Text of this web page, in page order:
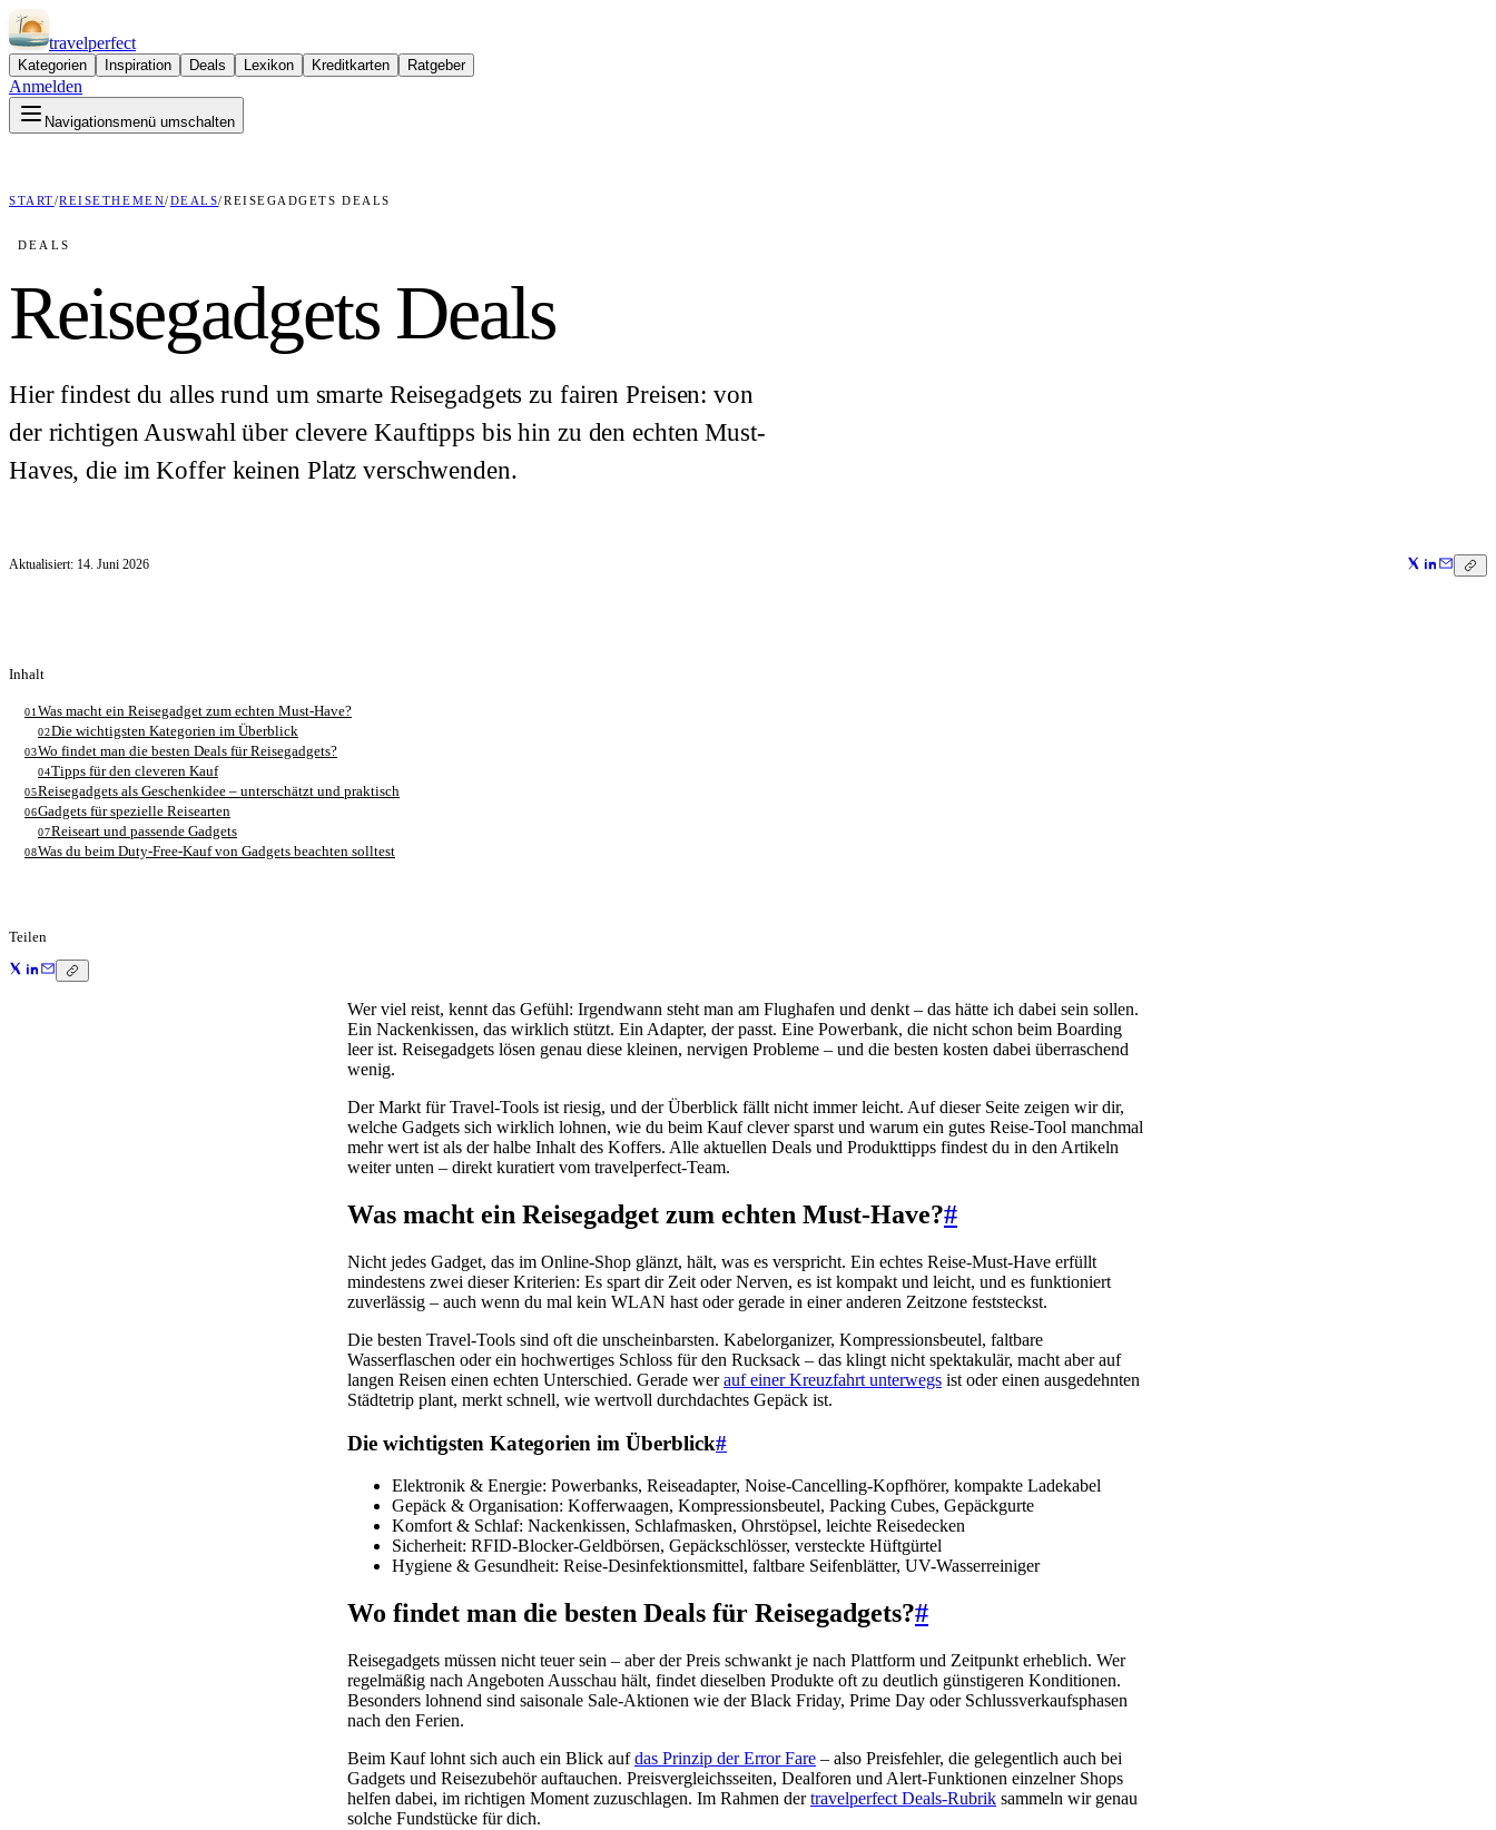
travelperfect
Kategorien Inspiration Deals Lexikon Kreditkarten Ratgeber
Anmelden
Navigationsmenü umschalten
START/REISETHEMEN/DEALS/REISEGADGETS DEALS
DEALS
Reisegadgets Deals
Hier findest du alles rund um smarte Reisegadgets zu fairen Preisen: von
der richtigen Auswahl über clevere Kauftipps bis hin zu den echten Must-
Haves, die im Koffer keinen Platz verschwenden.
Aktualisiert: 14. Juni 2026
Inhalt
01 Was macht ein Reisegadget zum echten Must-Have?
02Die wichtigsten Kategorien im Überblick
03Wo findet man die besten Deals für Reisegadgets?
04Tipps für den cleveren Kauf
05Reisegadgets als Geschenkidee – unterschätzt und praktisch
06Gadgets für spezielle Reisearten
07Reiseart und passende Gadgets
08Was du beim Duty-Free-Kauf von Gadgets beachten solltest
Teilen
Wer viel reist, kennt das Gefühl: Irgendwann steht man am Flughafen und denkt – das hätte ich dabei sein sollen.
Ein Nackenkissen, das wirklich stützt. Ein Adapter, der passt. Eine Powerbank, die nicht schon beim Boarding
leer ist. Reisegadgets lösen genau diese kleinen, nervigen Probleme – und die besten kosten dabei überraschend
wenig.
Der Markt für Travel-Tools ist riesig, und der Überblick fällt nicht immer leicht. Auf dieser Seite zeigen wir dir,
welche Gadgets sich wirklich lohnen, wie du beim Kauf clever sparst und warum ein gutes Reise-Tool manchmal
mehr wert ist als der halbe Inhalt des Koffers. Alle aktuellen Deals und Produkttipps findest du in den Artikeln
weiter unten – direkt kuratiert vom travelperfect-Team.
Was macht ein Reisegadget zum echten Must-Have?#
Nicht jedes Gadget, das im Online-Shop glänzt, hält, was es verspricht. Ein echtes Reise-Must-Have erfüllt
mindestens zwei dieser Kriterien: Es spart dir Zeit oder Nerven, es ist kompakt und leicht, und es funktioniert
zuverlässig – auch wenn du mal kein WLAN hast oder gerade in einer anderen Zeitzone feststeckst.
Die besten Travel-Tools sind oft die unscheinbarsten. Kabelorganizer, Kompressionsbeutel, faltbare
Wasserflaschen oder ein hochwertiges Schloss für den Rucksack – das klingt nicht spektakulär, macht aber auf
langen Reisen einen echten Unterschied. Gerade werauf einer Kreuzfahrt unterwegs ist oder einen ausgedehnten
Städtetrip plant, merkt schnell, wie wertvoll durchdachtes Gepäck ist.
Die wichtigsten Kategorien im Überblick#
Elektronik & Energie: Powerbanks, Reiseadapter, Noise-Cancelling-Kopfhörer, kompakte Ladekabel
Gepäck & Organisation: Kofferwaagen, Kompressionsbeutel, Packing Cubes, Gepäckgurte
Komfort & Schlaf: Nackenkissen, Schlafmasken, Ohrstöpsel, leichte Reisedecken
Sicherheit: RFID-Blocker-Geldbörsen, Gepäckschlösser, versteckte Hüftgürtel
Hygiene & Gesundheit: Reise-Desinfektionsmittel, faltbare Seifenblätter, UV-Wasserreiniger
Wo findet man die besten Deals für Reisegadgets?#
Reisegadgets müssen nicht teuer sein – aber der Preis schwankt je nach Plattform und Zeitpunkt erheblich. Wer
regelmäßig nach Angeboten Ausschau hält, findet dieselben Produkte oft zu deutlich günstigeren Konditionen.
Besonders lohnend sind saisonale Sale-Aktionen wie der Black Friday, Prime Day oder Schlussverkaufsphasen
nach den Ferien.
Beim Kauf lohnt sich auch ein Blick aufdas Prinzip der Error Fare – also Preisfehler, die gelegentlich auch bei
Gadgets und Reisezubehör auftauchen. Preisvergleichsseiten, Dealforen und Alert-Funktionen einzelner Shops
helfen dabei, im richtigen Moment zuzuschlagen. Im Rahmen dertravelperfect Deals-Rubrik sammeln wir genau
solche Fundstücke für dich.